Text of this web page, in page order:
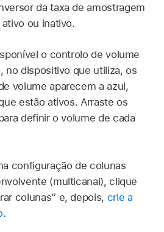
da taxa de amostragem
ou inativo.
o controlo de volume
no dispositivo que utiliza, os
volume aparecem a azul,
estão ativos. Arraste os
definir o volume de cada
configuração de colunas
(multicanal), clique
colunas” e, depois, crie a
.